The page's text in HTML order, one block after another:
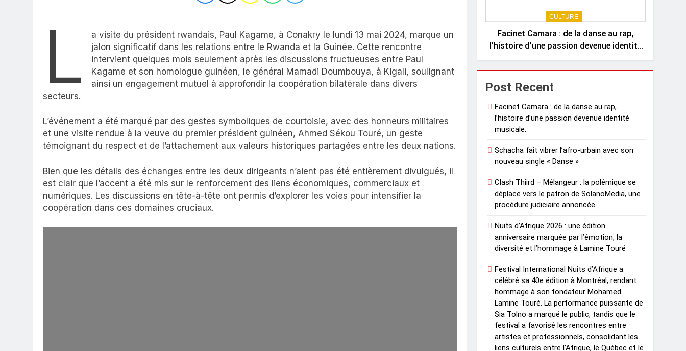
L
a visite du président rwandais, Paul Kagame, à Conakry le lundi 13 mai 2024, marque un
jalon significatif dans les relations entre le Rwanda et la Guinée. Cette rencontre
intervient quelques mois seulement après les discussions fructueuses entre Paul
Kagame et son homologue guinéen, le général Mamadi Doumbouya, à Kigali, soulignant
ainsi un engagement mutuel à approfondir la coopération bilatérale dans divers
secteurs.
L’événement a été marqué par des gestes symboliques de courtoisie, avec des honneurs militaires
et une visite rendue à la veuve du premier président guinéen, Ahmed Sékou Touré, un geste
témoignant du respect et de l’attachement aux valeurs historiques partagées entre les deux nations.
Bien que les détails des échanges entre les deux dirigeants n’aient pas été entièrement divulgués, il
est clair que l’accent a été mis sur le renforcement des liens économiques, commerciaux et
numériques. Les discussions en tête-à-tête ont permis d’explorer les voies pour intensifier la
coopération dans ces domaines cruciaux.
CULTURE
Facinet Camara : de la danse au rap,
l’histoire d’une passion devenue identité
musicale.
Post Recent
Facinet Camara : de la danse au rap,
l’histoire d’une passion devenue identité
musicale.
Schacha fait vibrer l’afro-urbain avec son
nouveau single « Danse »
Clash Thiird – Mélangeur : la polémique se
déplace vers le patron de SolanoMedia, une
procédure judiciaire annoncée
Nuits d’Afrique 2026 : une édition
anniversaire marquée par l’émotion, la
diversité et l’hommage à Lamine Touré
Festival International Nuits d’Afrique a
célébré sa 40e édition à Montréal, rendant
hommage à son fondateur Mohamed
Lamine Touré. La performance puissante de
Sia Tolno a marqué le public, tandis que le
festival a favorisé les rencontres entre
artistes et professionnels, consolidant les
liens culturels entre l’Afrique, le Québec et le